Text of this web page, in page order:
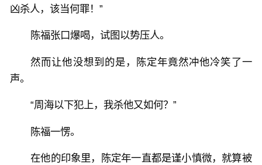
凶杀人，该当何罪！”
陈福张口爆喝，试图以势压人。
然而让他没想到的是，陈定年竟然冲他冷笑了一
声。
“周海以下犯上，我杀他又如何？”
陈福一愣。
在他的印象里，陈定年一直都是谨小慎微，就算被